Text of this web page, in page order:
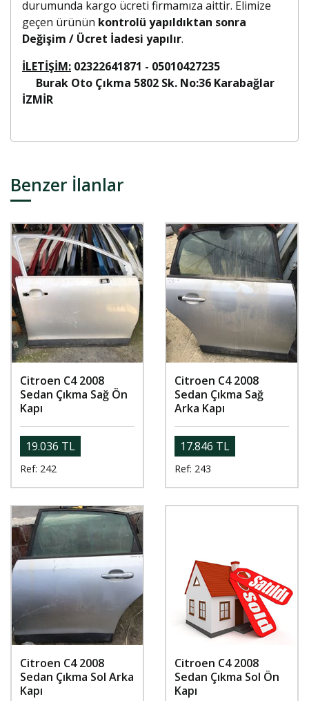
durumunda kargo ücreti firmamıza aittir. Elimize
geçen ürünün kontrolü yapıldıktan sonra
Değişim / Ücret İadesi yapılır.
İLETİŞİM: 02322641871 - 05010427235
Burak Oto Çıkma 5802 Sk. No:36 Karabağlar
İZMİR
Benzer İlanlar
Citroen C4 2008
Sedan Çıkma Sağ Ön
Kapı
19.036 TL
Ref: 242
Citroen C4 2008
Sedan Çıkma Sağ
Arka Kapı
17.846 TL
Ref: 243
Citroen C4 2008
Sedan Çıkma Sol Arka
Kapı
Citroen C4 2008
Sedan Çıkma Sol Ön
Kapı